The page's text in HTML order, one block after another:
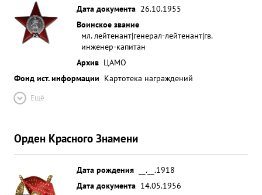
Дата документа 26.10.1955
Воинское звание
мл. лейтенант|генерал-лейтенант|гв.
инженер-капитан
Архив ЦАМО
Фонд ист. информации Картотека награждений
Ещё
Орден Красного Знамени
Дата рождения
__.__.1918
Дата документа 14.05.1956